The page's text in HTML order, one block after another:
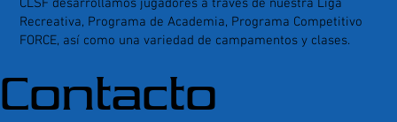
CLSF desarrollamos jugadores a través de nuestra Liga
Recreativa, Programa de Academia, Programa Competitivo
FORCE, así como una variedad de campamentos y clases.
Contacto